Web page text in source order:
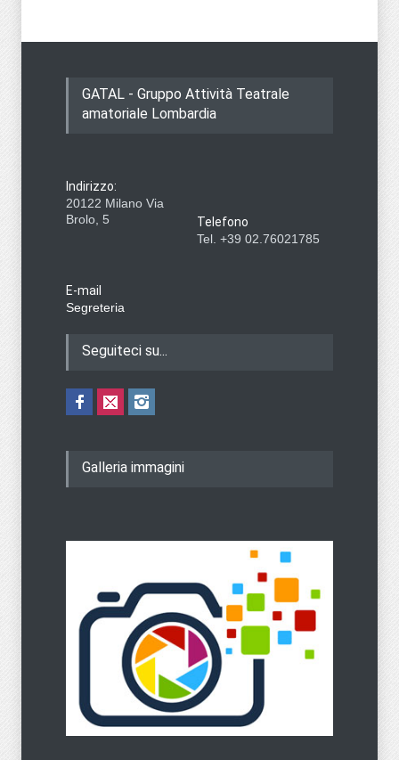
GATAL - Gruppo Attività Teatrale
amatoriale Lombardia
Indirizzo:
20122 Milano Via
Brolo, 5
Telefono
Tel. +39 02.76021785
E-mail
Segreteria
Seguiteci su...
Galleria immagini